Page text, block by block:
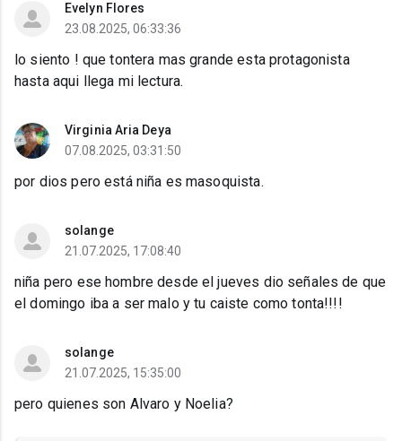
Evelyn Flores
23.08.2025, 06:33:36
lo siento ! que tontera mas grande esta protagonista
hasta aqui llega mi lectura.
Virginia Aria Deya
07.08.2025, 03:31:50
por dios pero está niña es masoquista.
solange
21.07.2025, 17:08:40
niña pero ese hombre desde el jueves dio señales de que
el domingo iba a ser malo y tu caiste como tonta!!!!
solange
21.07.2025, 15:35:00
pero quienes son Alvaro y Noelia?